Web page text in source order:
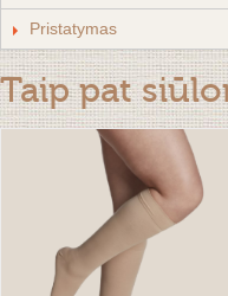
Pristatymas
Taip pat